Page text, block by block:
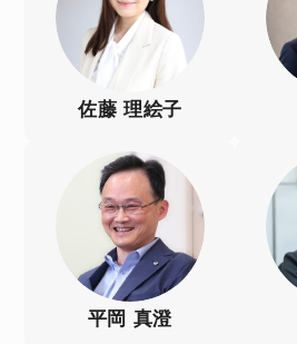
佐藤 理絵子
平岡 真澄